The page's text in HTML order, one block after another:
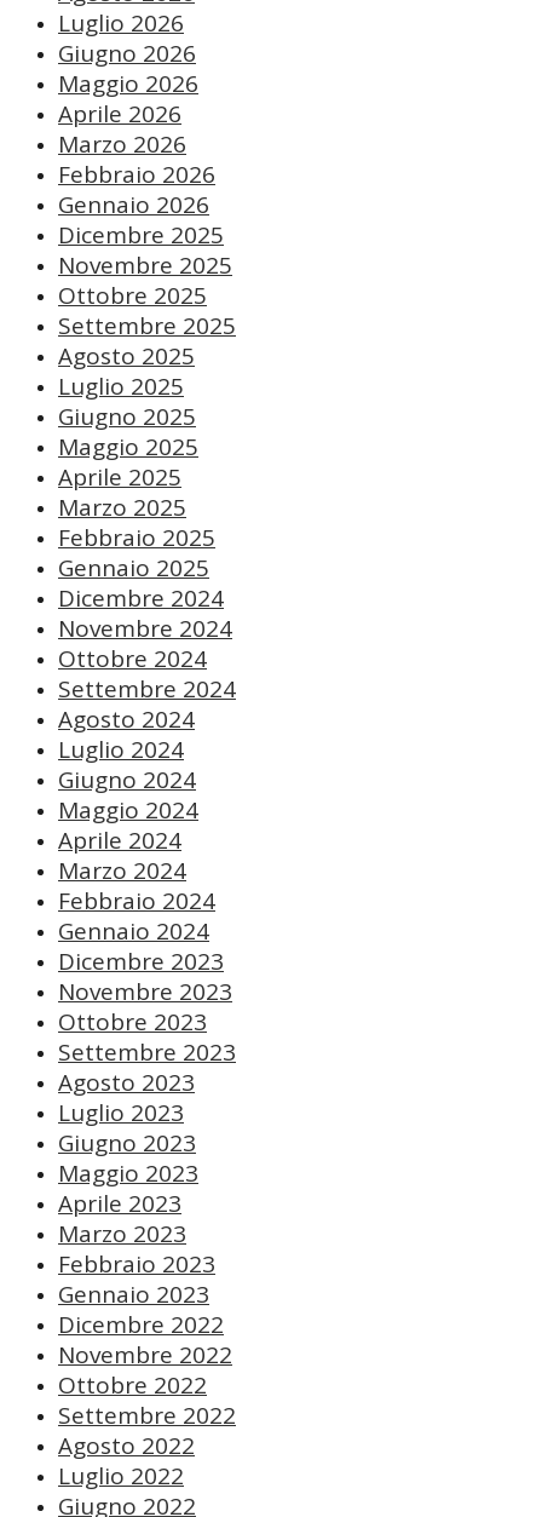
Luglio 2026
Giugno 2026
Maggio 2026
Aprile 2026
Marzo 2026
Febbraio 2026
Gennaio 2026
Dicembre 2025
Novembre 2025
Ottobre 2025
Settembre 2025
Agosto 2025
Luglio 2025
Giugno 2025
Maggio 2025
Aprile 2025
Marzo 2025
Febbraio 2025
Gennaio 2025
Dicembre 2024
Novembre 2024
Ottobre 2024
Settembre 2024
Agosto 2024
Luglio 2024
Giugno 2024
Maggio 2024
Aprile 2024
Marzo 2024
Febbraio 2024
Gennaio 2024
Dicembre 2023
Novembre 2023
Ottobre 2023
Settembre 2023
Agosto 2023
Luglio 2023
Giugno 2023
Maggio 2023
Aprile 2023
Marzo 2023
Febbraio 2023
Gennaio 2023
Dicembre 2022
Novembre 2022
Ottobre 2022
Settembre 2022
Agosto 2022
Luglio 2022
Giugno 2022